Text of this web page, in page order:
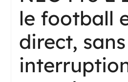
le football
direct, sans